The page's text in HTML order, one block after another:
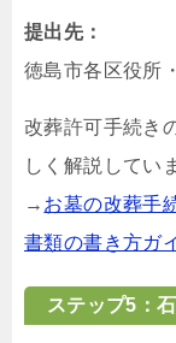
提出先：
徳島市各区役所
改葬許可手続き
しく解説してい
→ お墓の改葬手
書類の書き方ガ
ステップ5：